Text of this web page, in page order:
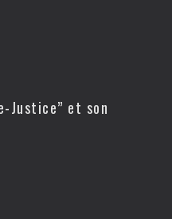
Justice” et son